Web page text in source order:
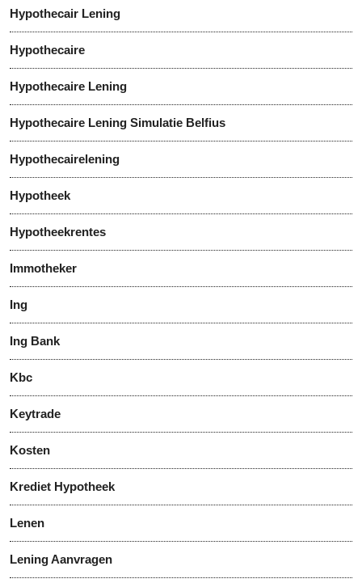
Hypothecair Lening
Hypothecaire
Hypothecaire Lening
Hypothecaire Lening Simulatie Belfius
Hypothecairelening
Hypotheek
Hypotheekrentes
Immotheker
Ing
Ing Bank
Kbc
Keytrade
Kosten
Krediet Hypotheek
Lenen
Lening Aanvragen